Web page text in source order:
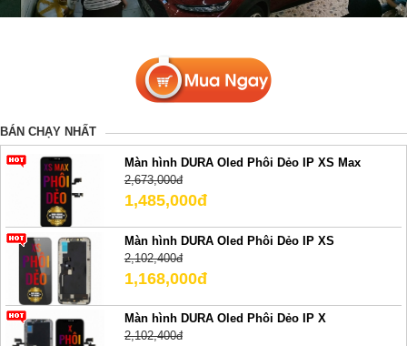
BÁN CHẠY NHẤT
Màn hình DURA Oled Phôi Dẻo IP XS Max
2,673,000đ
1,485,000đ
Màn hình DURA Oled Phôi Dẻo IP XS
2,102,400đ
1,168,000đ
Màn hình DURA Oled Phôi Dẻo IP X
2,102,400đ